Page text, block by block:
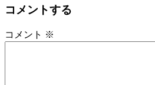
コメントする
コメント ※